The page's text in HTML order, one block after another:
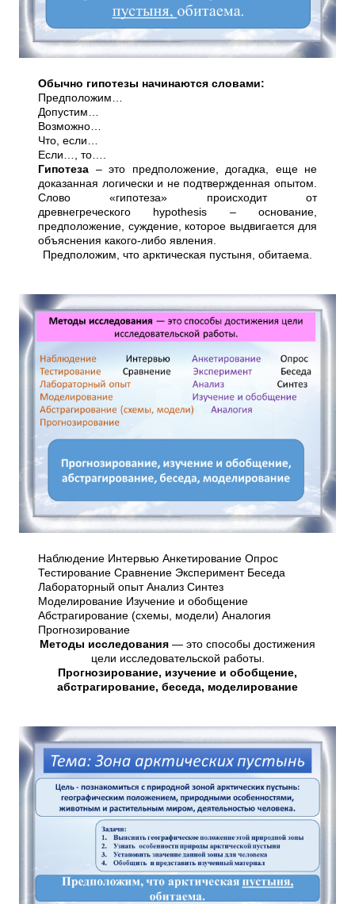
Обычно гипотезы начинаются словами:
Предположим…
Допустим…
Возможно…
Что, если…
Если…, то….
Гипотеза – это предположение, догадка, еще не
доказанная логически и не подтвержденная опытом.
Слово «гипотеза» происходит от
древнегреческого hypothesis – основание,
предположение, суждение, которое выдвигается для
объяснения какого-либо явления.
Предположим, что арктическая пустыня, обитаема.
Наблюдение Интервью Анкетирование Опрос
Тестирование Сравнение Эксперимент Беседа
Лабораторный опыт Анализ Синтез
Моделирование Изучение и обобщение
Абстрагирование (схемы, модели) Аналогия
Прогнозирование
Методы исследования — это способы достижения
цели исследовательской работы.
Прогнозирование, изучение и обобщение,
абстрагирование, беседа, моделирование